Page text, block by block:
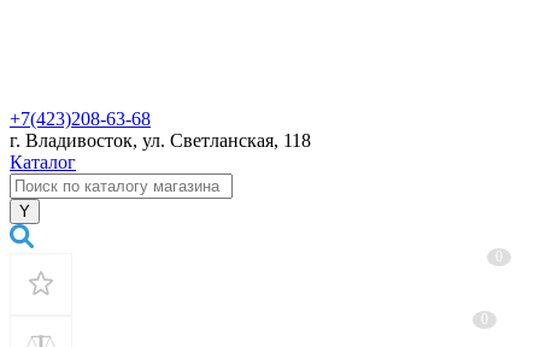
+7(423)208-63-68
г. Владивосток, ул. Светланская, 118
Каталог